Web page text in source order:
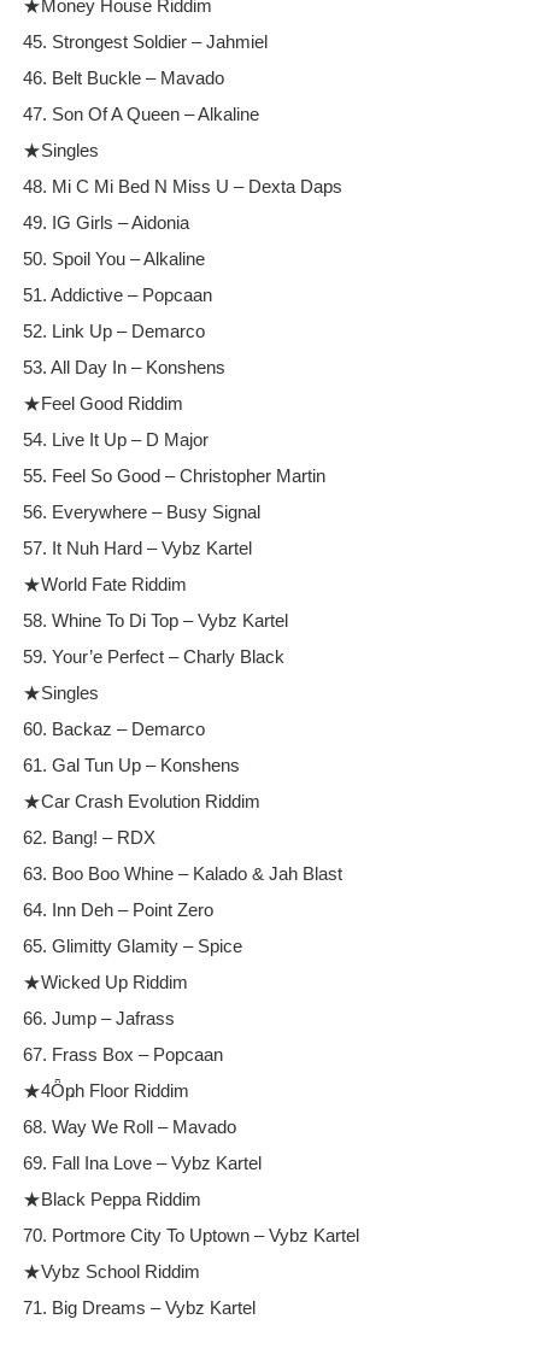
★Money House Riddim
45. Strongest Soldier – Jahmiel
46. Belt Buckle – Mavado
47. Son Of A Queen – Alkaline
★Singles
48. Mi C Mi Bed N Miss U – Dexta Daps
49. IG Girls – Aidonia
50. Spoil You – Alkaline
51. Addictive – Popcaan
52. Link Up – Demarco
53. All Day In – Konshens
★Feel Good Riddim
54. Live It Up – D Major
55. Feel So Good – Christopher Martin
56. Everywhere – Busy Signal
57. It Nuh Hard – Vybz Kartel
★World Fate Riddim
58. Whine To Di Top – Vybz Kartel
59. Your’e Perfect – Charly Black
★Singles
60. Backaz – Demarco
61. Gal Tun Up – Konshens
★Car Crash Evolution Riddim
62. Bang! – RDX
63. Boo Boo Whine – Kalado & Jah Blast
64. Inn Deh – Point Zero
65. Glimitty Glamity – Spice
★Wicked Up Riddim
66. Jump – Jafrass
67. Frass Box – Popcaan
★4Ȫҏh Floor Riddim
68. Way We Roll – Mavado
69. Fall Ina Love – Vybz Kartel
★Black Peppa Riddim
70. Portmore City To Uptown – Vybz Kartel
★Vybz School Riddim
71. Big Dreams – Vybz Kartel